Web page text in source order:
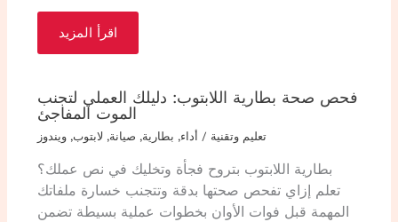
اقرأ المزيد
فحص صحة بطارية اللابتوب: دليلك العملي لتجنب
الموت المفاجئ
تعليم وتقنية / أداء, بطارية, صيانة, لابتوب,ويندوز
بطارية اللابتوب بتروح فجأة وتخليك في نص عملك؟
تعلم إزاي تفحص صحتها بدقة وتتجنب خسارة ملفاتك
المهمة قبل فوات الأوان بخطوات عملية بسيطة تضمن